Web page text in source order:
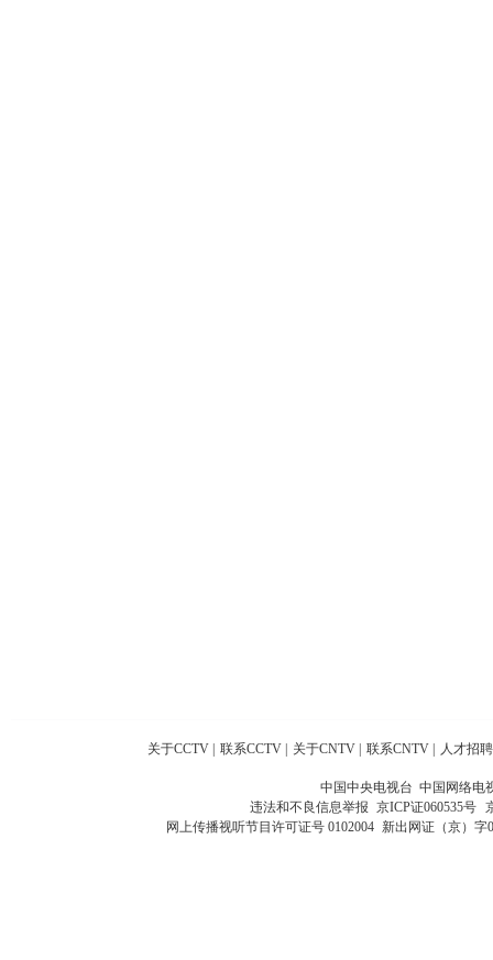
关于CCTV 联系CCTV 关于CNTV 联系CNTV 人才招聘
中国中央电视台 中国网络电
违法和不良信息举报 京ICP证060535号
网上传播视听节目许可证号 0102004 新出网证（京）